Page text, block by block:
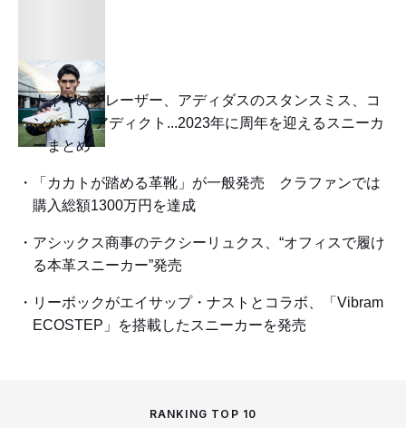
ナイキのブレーザー、アディダスのスタンスミス、コ
ンバース アディクト...2023年に周年を迎えるスニーカ
ーまとめ
「カカトが踏める革靴」が一般発売 クラファンでは
購入総額1300万円を達成
アシックス商事のテクシーリュクス、“オフィスで履け
る本革スニーカー”発売
リーボックがエイサップ・ナストとコラボ、「Vibram
ECOSTEP」を搭載したスニーカーを発売
RANKING TOP 10